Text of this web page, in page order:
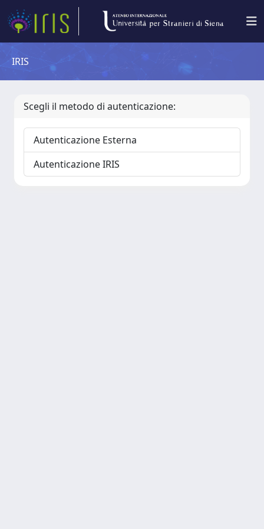
IRIS
Scegli il metodo di autenticazione:
Autenticazione Esterna
Autenticazione IRIS